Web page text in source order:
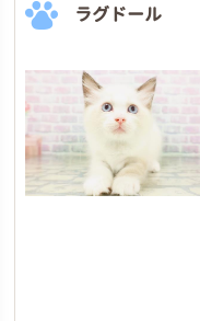
ラグドール